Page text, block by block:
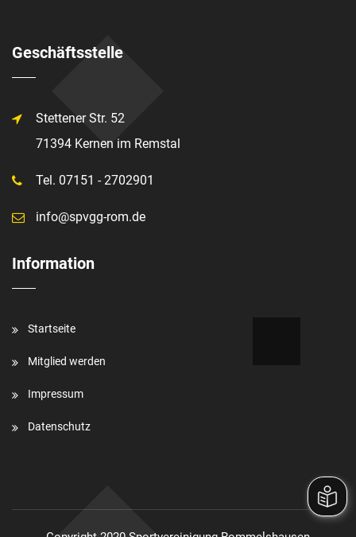
Geschäftsstelle
Stettener Str. 52
71394 Kernen im Remstal
Tel. 07151 - 2702901
info@spvgg-rom.de
Information
Startseite
Mitglied werden
Impressum
Datenschutz